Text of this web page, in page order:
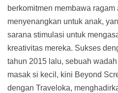
berkomitmen membawa
menyenangkan untuk anak,
sarana stimulasi untuk
kreativitas mereka. Sukses
tahun 2015 lalu, sebuah
masak si kecil, kini Beyond
dengan Traveloka,